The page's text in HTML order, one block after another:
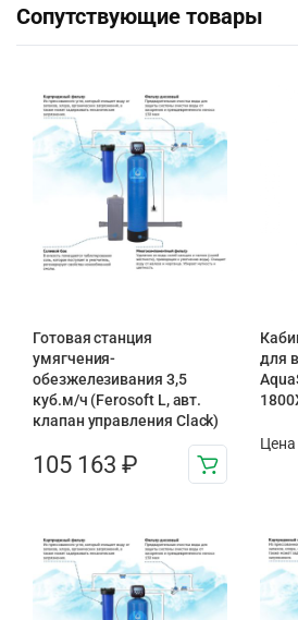
Сопутствующие товары
Готовая станция
умягчения-
обезжелезивания 3,5
куб.м/ч (Ferosoft L, авт.
клапан управления Clack)
105 163 ₽
для
Цена